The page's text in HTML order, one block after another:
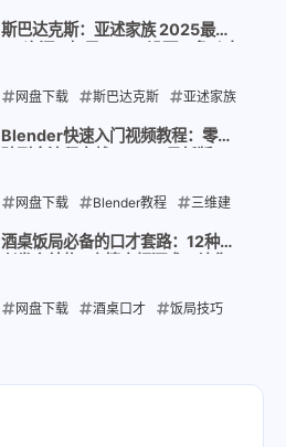
威尔·法瑞尔 艾玛·汤普森
斯巴达克斯：亚述家族 2025最新
网盘下载 斯巴达克斯 亚述家族
4K美剧 中文字幕
Blender快速入门视频教程：零基
网盘下载 Blender教程 三维建
模入门 Blender视频教程 3D动画
2025-12-11
酒桌饭局必备的口才套路：12种即
网盘下载 酒桌口才 饭局技巧